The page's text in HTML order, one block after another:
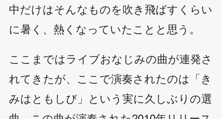
中だけはそんなものを吹き飛ばすくらい
に暑く、熱くなっていたことと思う。
ここまではライブおなじみの曲が連発さ
れてきたが、ここで演奏されたのは「き
みはともしび」という実に久しぶりの選